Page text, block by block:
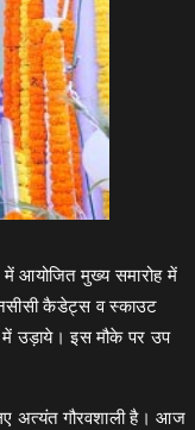
में आयोजित मुख्य समारोह में
कैडेट्स व स्काउट
में उड़ाये। इस मौके पर उप
अत्यंत गौरवशाली है। आज